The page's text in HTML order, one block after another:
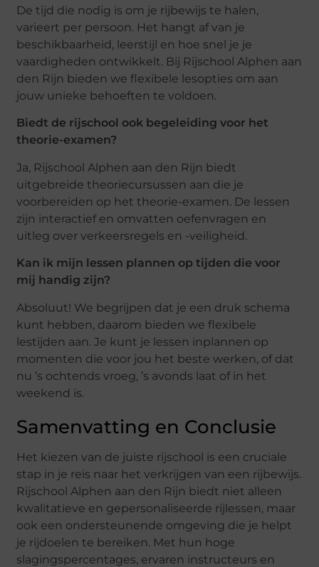
De tijd die nodig is om je rijbewijs te halen,
varieert per persoon. Het hangt af van je
beschikbaarheid, leerstijl en hoe snel je je
vaardigheden ontwikkelt. Bij Rijschool Alphen aan
den Rijn bieden we flexibele lesopties om aan
jouw unieke behoeften te voldoen.
Biedt de rijschool ook begeleiding voor het
theorie-examen?
Ja, Rijschool Alphen aan den Rijn biedt
uitgebreide theoriecursussen aan die je
voorbereiden op het theorie-examen. De lessen
zijn interactief en omvatten oefenvragen en
uitleg over verkeersregels en -veiligheid.
Kan ik mijn lessen plannen op tijden die voor
mij handig zijn?
Absoluut! We begrijpen dat je een druk schema
kunt hebben, daarom bieden we flexibele
lestijden aan. Je kunt je lessen inplannen op
momenten die voor jou het beste werken, of dat
nu ’s ochtends vroeg, ’s avonds laat of in het
weekend is.
Samenvatting en Conclusie
Het kiezen van de juiste rijschool is een cruciale
stap in je reis naar het verkrijgen van een rijbewijs.
Rijschool Alphen aan den Rijn biedt niet alleen
kwalitatieve en gepersonaliseerde rijlessen, maar
ook een ondersteunende omgeving die je helpt
je rijdoelen te bereiken. Met hun hoge
slagingspercentages, ervaren instructeurs en